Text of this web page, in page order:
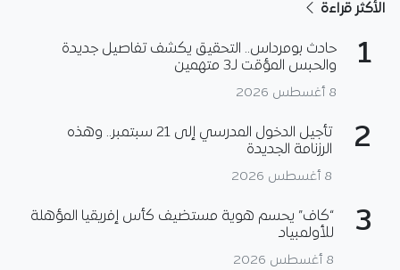
الأكثر قراءة
1
حادث بومرداس.. التحقيق يكشف تفاصيل جديدة
والحبس المؤقت لـ3 متهمين
8 أغسطس 2026
2
تأجيل الدخول المدرسي إلى 21 سبتمبر.. وهذه
الرزنامة الجديدة
8 أغسطس 2026
3
“كاف” يحسم هوية مستضيف كأس إفريقيا المؤهلة
للأولمبياد
8 أغسطس 2026